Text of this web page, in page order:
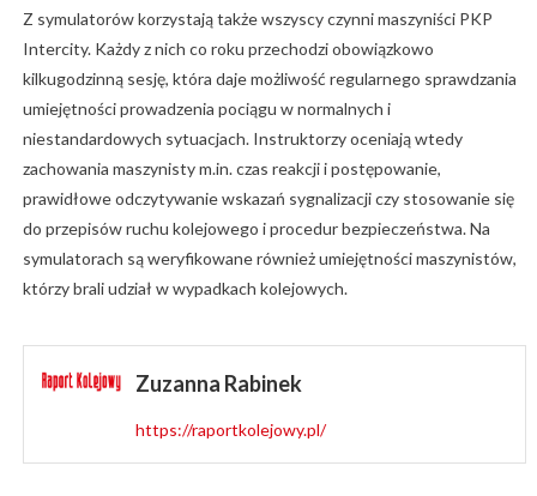
Z symulatorów korzystają także wszyscy czynni maszyniści PKP
Intercity. Każdy z nich co roku przechodzi obowiązkowo
kilkugodzinną sesję, która daje możliwość regularnego sprawdzania
umiejętności prowadzenia pociągu w normalnych i
niestandardowych sytuacjach. Instruktorzy oceniają wtedy
zachowania maszynisty m.in. czas reakcji i postępowanie,
prawidłowe odczytywanie wskazań sygnalizacji czy stosowanie się
do przepisów ruchu kolejowego i procedur bezpieczeństwa. Na
symulatorach są weryfikowane również umiejętności maszynistów,
którzy brali udział w wypadkach kolejowych.
Zuzanna Rabinek
https://raportkolejowy.pl/